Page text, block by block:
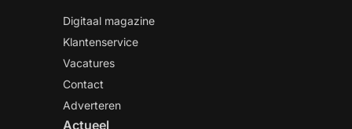
Digitaal magazine
Klantenservice
Vacatures
Contact
Adverteren
Actueel